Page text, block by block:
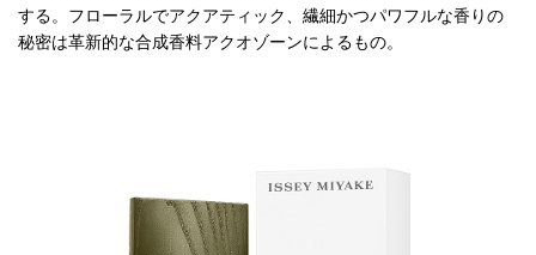
する。フローラルでアクアティック、繊細かつパワフルな香りの
秘密は革新的な合成香料アクオゾーンによるもの。